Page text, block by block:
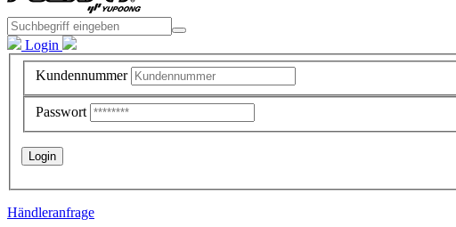
Login
Kundennummer
Passwort
Händleranfrage